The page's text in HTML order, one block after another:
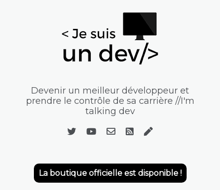
Devenir un meilleur développeur et
prendre le contrôle de sa carrière //I'm
talking dev
La boutique officielle est disponible !